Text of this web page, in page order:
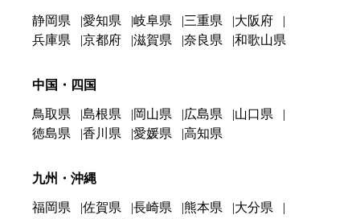
静岡県 愛知県 岐阜県 三重県
大阪府
兵庫県
京都府 滋賀県 奈良県 和歌山県
中国・四国
鳥取県 島根県 岡山県 広島県
山口県
徳島県
香川県 愛媛県 高知県
九州・沖縄
福岡県 佐賀県 長崎県 熊本県
大分県